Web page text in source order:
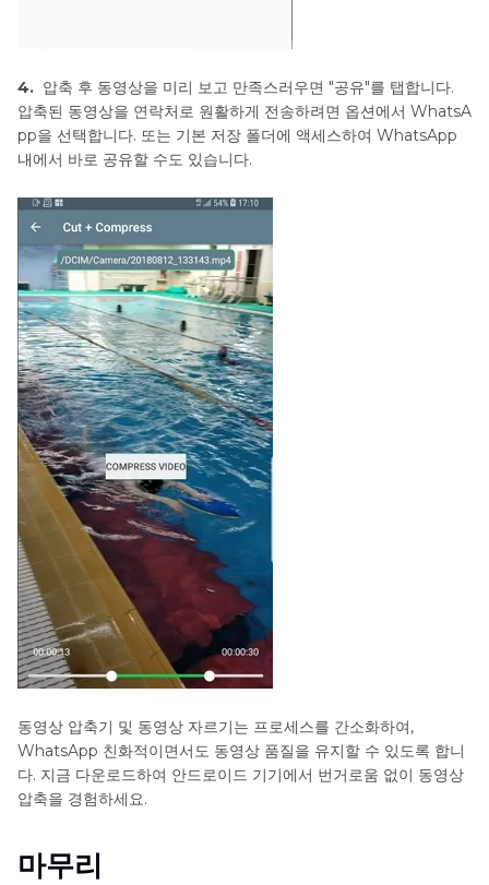
4. 압축 후 동영상을 미리 보고 만족스러우면 "공유"를 탭합니다.
압축된 동영상을 연락처로 원활하게 전송하려면 옵션에서 WhatsA
pp을 선택합니다. 또는 기본 저장 폴더에 액세스하여 WhatsApp
내에서 바로 공유할 수도 있습니다.
동영상 압축기 및 동영상 자르기는 프로세스를 간소화하여,
WhatsApp 친화적이면서도 동영상 품질을 유지할 수 있도록 합니
다. 지금 다운로드하여 안드로이드 기기에서 번거로움 없이 동영상
압축을 경험하세요.
마무리